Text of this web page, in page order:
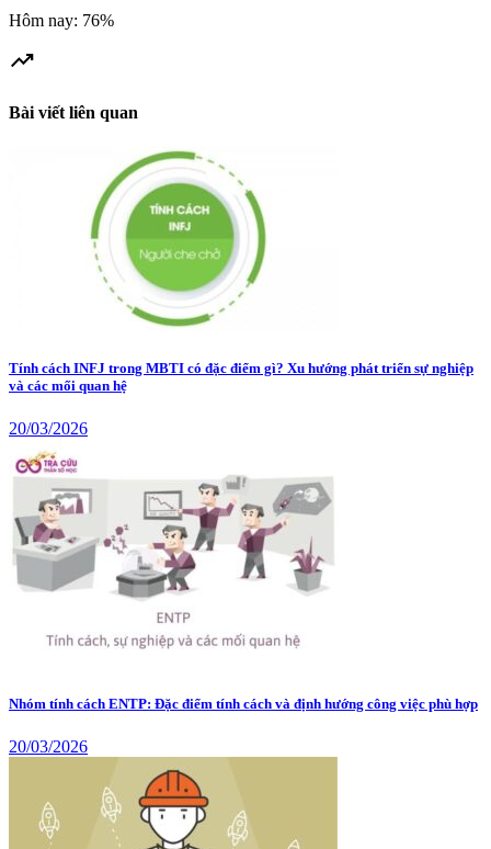
Hôm nay: 76%
trending_up
Bài viết liên quan
Tính cách INFJ trong MBTI có đặc điểm gì? Xu hướng phát triển sự nghiệp
và các mối quan hệ
20/03/2026
Nhóm tính cách ENTP: Đặc điểm tính cách và định hướng công việc phù hợp
20/03/2026